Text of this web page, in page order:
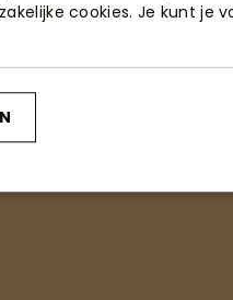
cookies. Je kunt je